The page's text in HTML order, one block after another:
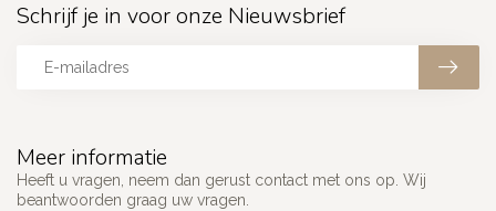
Meer informatie
Heeft u vragen, neem dan gerust contact met ons op. Wij
beantwoorden graag uw vragen.
Schrijf je in voor onze Nieuwsbrief